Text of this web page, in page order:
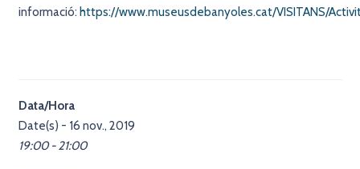
informació: https://www.museusdebanyoles.cat/VISITANS/
Data/Hora
Date(s) - 16 nov., 2019
19:00 - 21:00